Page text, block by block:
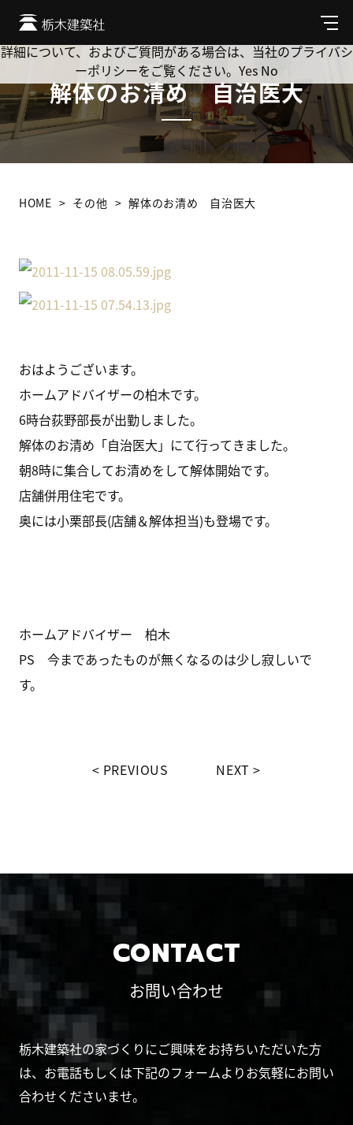
メ
ニ
ュ
解体のお清め 自治医大
HOME その他 解体のお清め 自治医大
おはようございます。
ホームアドバイザーの柏木です。
6時台荻野部長が出勤しました。
解体のお清め「自治医大」にて行ってきました。
朝8時に集合してお清めをして解体開始です。
店舗併用住宅です。
奥には小栗部長(店舗＆解体担当)も登場です。
ホームアドバイザー 柏木
PS 今まであったものが無くなるのは少し寂しいで
す。
PREVIOUS NEXT
CONTACT
お問い合わせ
栃木建築社の家づくりにご興味をお持ちいただいた方
は、お電話もしくは下記のフォームよりお気軽にお問い
合わせくださいませ。
Cookie を使用して、お客様の活動を追跡してもよろしいです
か? 当社ではお客様のプライバシーを極めて重視しています。
詳細について、およびご質問がある場合は、当社のプライバシ
ーポリシーをご覧ください。 Yes No